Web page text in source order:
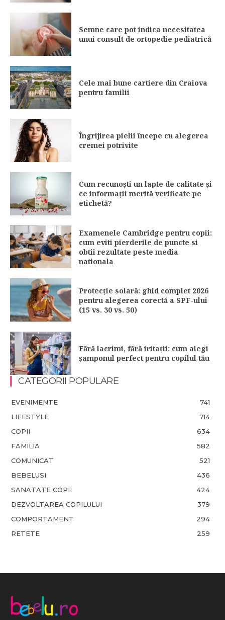
Semne care pot indica necesitatea
unui consult de ortopedie pediatrică
Cele mai bune cartiere din Craiova
pentru familii
Îngrijirea pielii începe cu alegerea
cremei potrivite
Cum recunoști un lapte de calitate și
ce informații merită verificate pe
etichetă?
Examenele Cambridge pentru copii:
cum eviti pierderile de puncte si
obtii rezultate peste media
nationala
Protecție solară: ghid complet 2026
pentru alegerea corectă a SPF-ului
(15 vs. 30 vs. 50)
Fără lacrimi, fără iritații: cum alegi
șamponul perfect pentru copilul tău
CATEGORII POPULARE
EVENIMENTE
741
LIFESTYLE
714
COPII
634
FAMILIA
582
COMUNICAT
521
BEBELUSI
436
SANATATE COPII
424
DEZVOLTAREA COPILULUI
379
COMPORTAMENT
294
RETETE
259